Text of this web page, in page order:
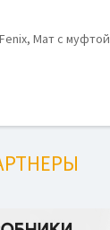
Мат с муфтой